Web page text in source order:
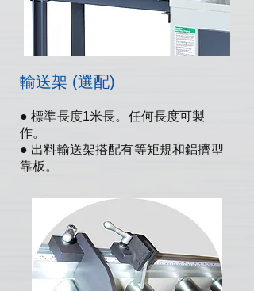
輸送架 (選配)
● 標準長度1米長。任何長度可製
作。
● 出料輸送架搭配有等矩規和鋁擠型
靠板。